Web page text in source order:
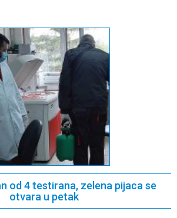
od 4 testirana, zelena pijaca se
otvara u petak